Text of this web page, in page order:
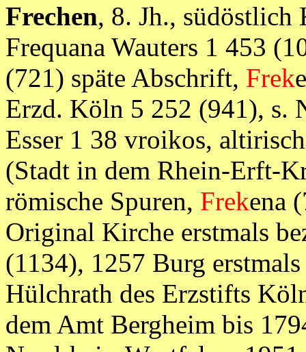
Frechen, 8. Jh.,
Frequana Wauters 1 453
(721) späte Abschrift, Frek
Erzd. Köln 5 252 (941), s.
Esser 1 38 vroikos,
(Stadt in dem Rhein-Erft-
römische Spuren, Frekena
Original Kirche erstmals
(1134), 1257 Burg
Hülchrath des Erzstifts
dem Amt Bergheim bis